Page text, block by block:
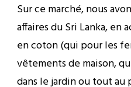
Sur ce marché, nous
affaires du Sri Lanka, en
en coton (qui pour les
vêtements de maison,
dans le jardin ou tout au